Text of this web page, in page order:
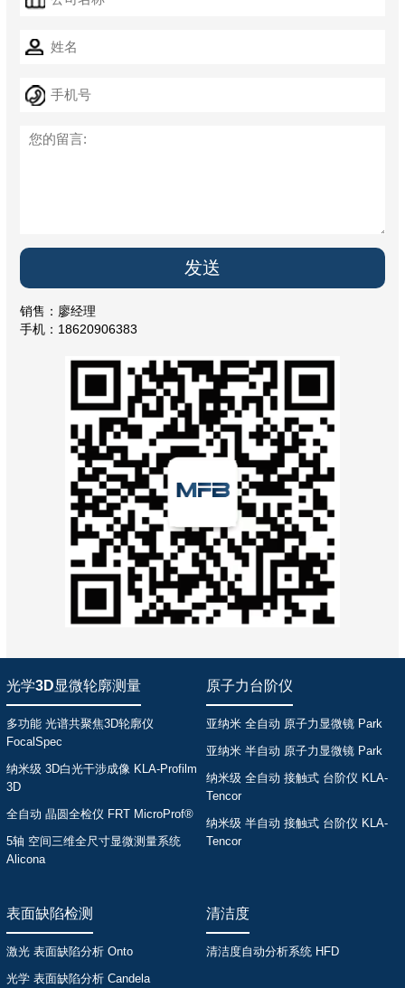
销售：廖经理
手机：18620906383
光学3D显微轮廓测量
多功能 光谱共聚焦3D轮廓仪
FocalSpec
纳米级 3D白光干涉成像 KLA-Profilm
3D
全自动 晶圆全检仪 FRT MicroProf®
5轴 空间三维全尺寸显微测量系统
Alicona
原子力台阶仪
亚纳米 全自动 原子力显微镜 Park
亚纳米 半自动 原子力显微镜 Park
纳米级 全自动 接触式 台阶仪 KLA-
Tencor
纳米级 半自动 接触式 台阶仪 KLA-
Tencor
表面缺陷检测
激光 表面缺陷分析 Onto
光学 表面缺陷分析 Candela
清洁度
清洁度自动分析系统 HFD